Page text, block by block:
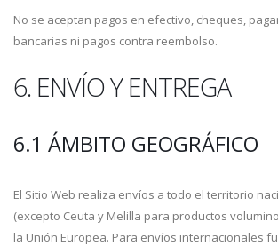
No se aceptan pagos en efectivo, cheques,
bancarias ni pagos contra reembolso.
6. ENVÍO Y ENTREGA
6.1 ÁMBITO GEOGRÁFICO
El Sitio Web realiza envíos a todo el territorio
(excepto Ceuta y Melilla para productos
la Unión Europea. Para envíos internacionales